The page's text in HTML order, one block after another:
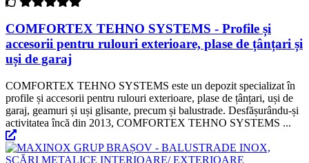
COMFORTEX TEHNO SYSTEMS - Profile și
accesorii pentru rulouri exterioare, plase de țânțari și
uși de garaj
COMFORTEX TEHNO SYSTEMS este un depozit specializat în
profile și accesorii pentru rulouri exterioare, plase de țânțari, uși de
garaj, geamuri și uși glisante, precum și balustrade. Desfășurându-și
activitatea încă din 2013, COMFORTEX TEHNO SYSTEMS ...